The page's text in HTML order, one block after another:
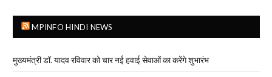
MPINFO HINDI NEWS
मुख्यमंत्री डॉ. यादव रविवार को चार नई हवाई सेवाओं का करेंगे शुभारंभ